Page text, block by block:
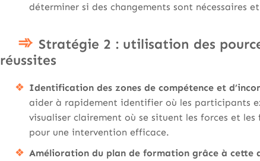
déterminer si des changements sont nécessaires
Stratégie 2 : utilisation des
réussites
Identification des zones de compétence et
aider à rapidement identifier où les participants
visualiser clairement où se situent les forces et
pour une intervention efficace.
Amélioration du plan de formation grâce à cette